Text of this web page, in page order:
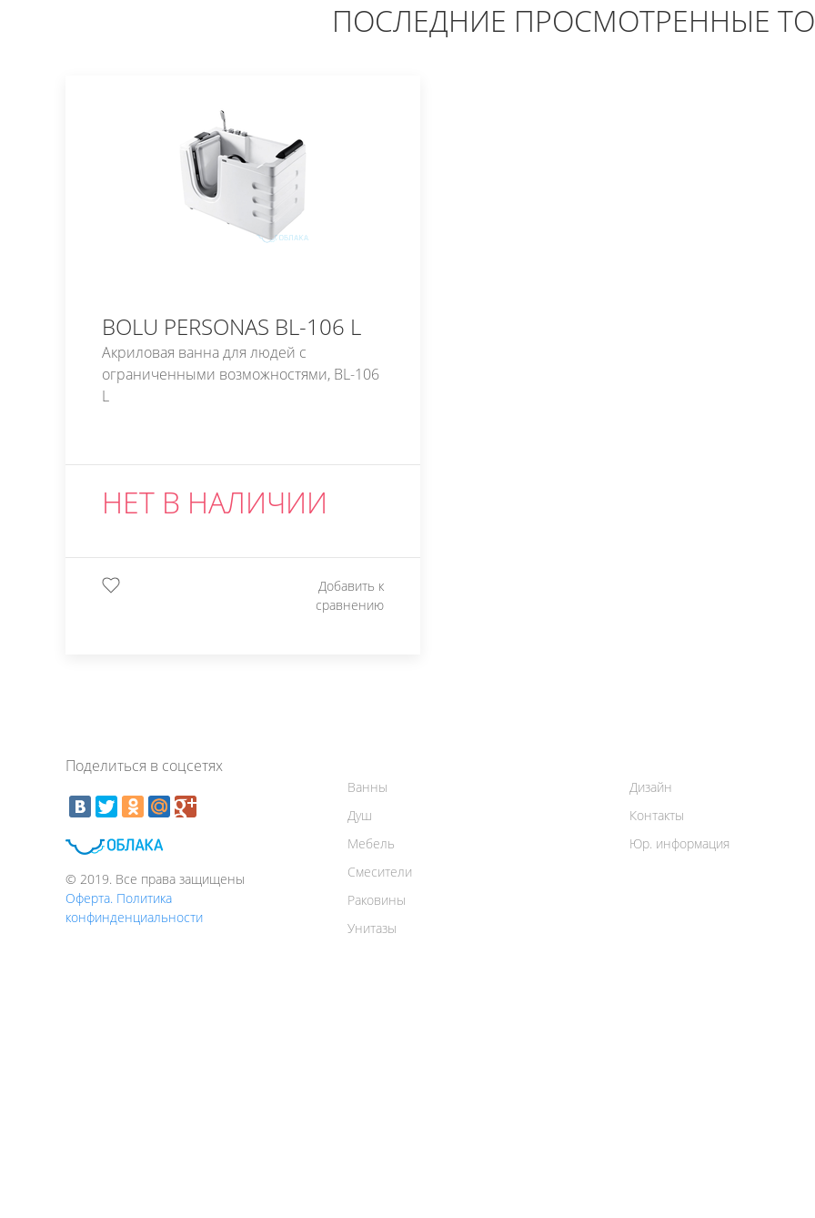
ПОСЛЕДНИЕ ПРОСМОТРЕННЫЕ
BOLU PERSONAS BL-106 L
Акриловая ванна для людей с
ограниченными возможностями, BL-106
L
НЕТ В НАЛИЧИИ
Добавить к
сравнению
Поделиться в соцсетях
© 2019. Все права защищены
Оферта. Политика
конфинденциальности
Ванны
Душ
Мебель
Смесители
Раковины
Унитазы
Дизайн
Контакты
Юр. информация